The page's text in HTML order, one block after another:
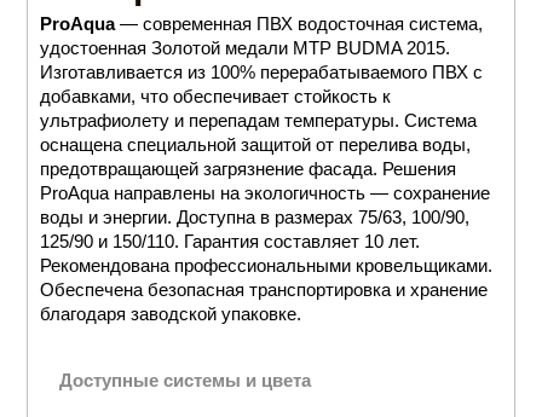
ProAqua— современная ПВХ водосточная система,
удостоенная Золотой медали MTP BUDMA 2015.
Изготавливается из 100% перерабатываемого ПВХ с
добавками, что обеспечивает стойкость к
ультрафиолету и перепадам температуры. Система
оснащена специальной защитой от перелива воды,
предотвращающей загрязнение фасада. Решения
ProAqua направлены на экологичность — сохранение
воды и энергии. Доступна в размерах 75/63, 100/90,
125/90 и 150/110. Гарантия составляет 10 лет.
Рекомендована профессиональными кровельщиками.
Обеспечена безопасная транспортировка и хранение
благодаря заводской упаковке.
Доступные системы и цвета